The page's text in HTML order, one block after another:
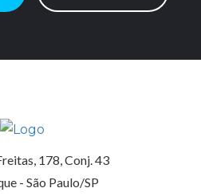
178, Conj. 43
- São Paulo/SP